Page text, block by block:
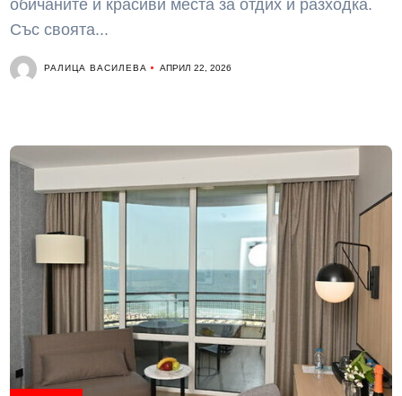
обичаните и красиви места за отдих и разходка.
Със своята...
РАЛИЦА ВАСИЛЕВА АПРИЛ 22, 2026